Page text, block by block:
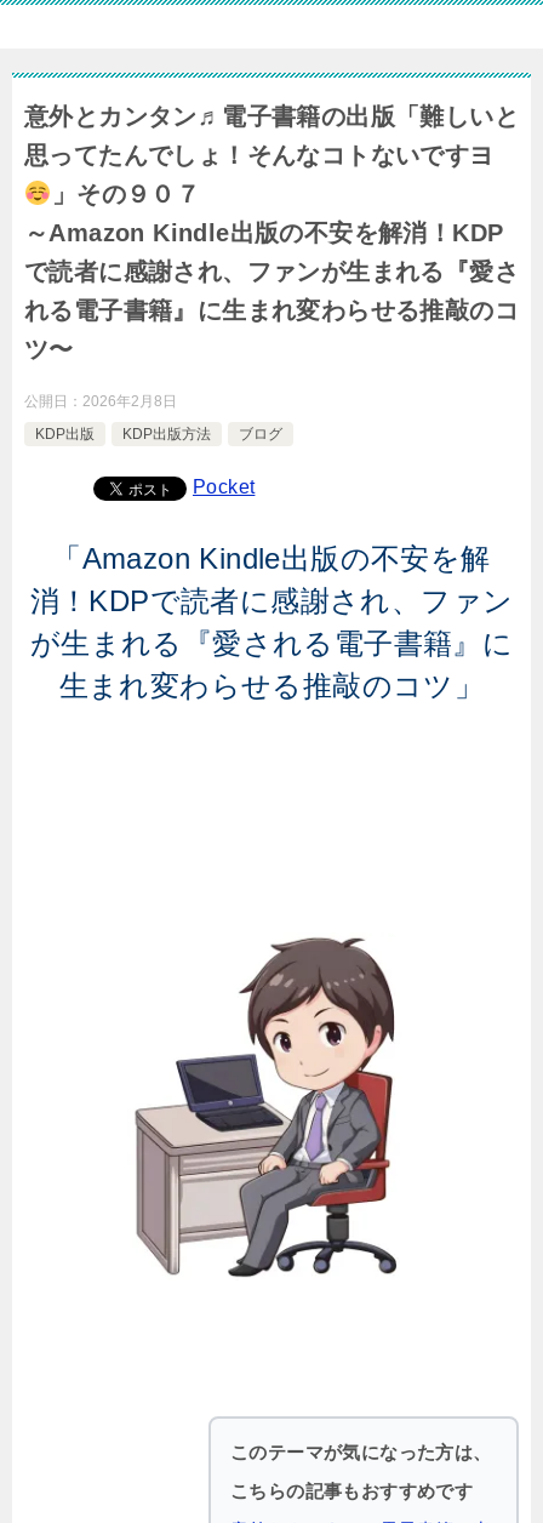
意外とカンタン♬電子書籍の出版「難しいと
思ってたんでしょ！そんなコトないですヨ
」その９０７
～Amazon Kindle出版の不安を解消！KDP
で読者に感謝され、ファンが生まれる『愛さ
れる電子書籍』に生まれ変わらせる推敲のコ
ツ〜
公開日： 2026年2月8日
KDP出版
KDP出版方法 ブログ
Pocket
「Amazon Kindle出版の不安を解
消！KDPで読者に感謝され、ファン
が生まれる『愛される電子書籍』に
生まれ変わらせる推敲のコツ」
このテーマが気になった方は、
こちらの記事もおすすめです